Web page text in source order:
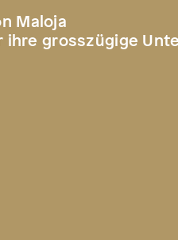
Maloja
grosszügige